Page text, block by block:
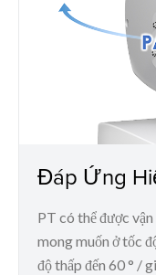
Đáp Ứng
PT có thể được
mong muốn ở tốc
độ thấp đến 60 ° /